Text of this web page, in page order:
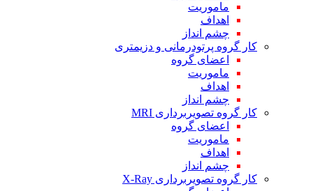
ماموریت
اهداف
چشم انداز
کار گروه پرتودرمانی و دزیمتری
اعضای گروه
ماموریت
اهداف
چشم انداز
کار گروه تصویربرداری MRI
اعضای گروه
ماموریت
اهداف
چشم انداز
کار گروه تصویربرداری X-Ray